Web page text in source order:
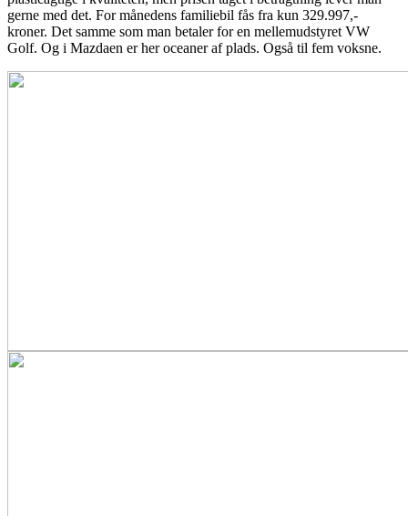
gerne med det. For månedens familiebil fås fra kun 329.997,-
kroner. Det samme som man betaler for en mellemudstyret VW
Golf. Og i Mazdaen er her oceaner af plads. Også til fem voksne.